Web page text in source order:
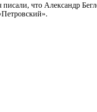
что Александр